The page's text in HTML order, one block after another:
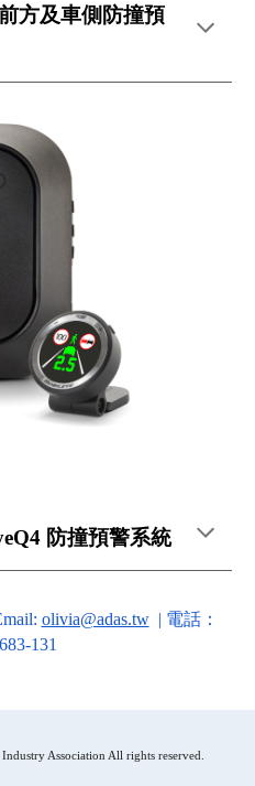
方及車側防撞預
防撞預警系統
olivia@adas.tw | 電話：
131
Association All rights reserved.